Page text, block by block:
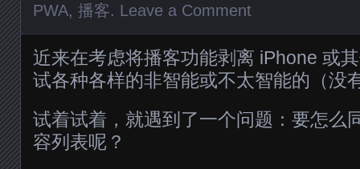
PWA, 播客. Leave a Comment
近来在考虑将播客功能剥离 iPhone 或
试各种各样的非智能或不太智能的（没
试着试着，就遇到了一个问题：要怎么
容列表呢？